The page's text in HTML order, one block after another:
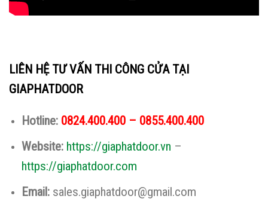
LIÊN HỆ TƯ VẤN THI CÔNG CỬA TẠI
GIAPHATDOOR
Hotline: 0824.400.400 – 0855.400.400
Website: https://giaphatdoor.vn –
https://giaphatdoor.com
Email: sales.giaphatdoor@gmail.com